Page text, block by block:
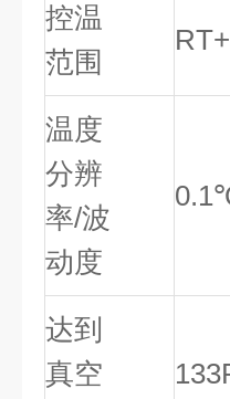
控温
范围
温度
分辨
率/波
动度
达到
真空